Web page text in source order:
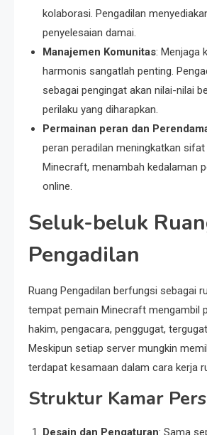
kolaborasi. Pengadilan
penyelesaian damai.
Manajemen Komunitas: Menjaga
harmonis sangatlah penting.
sebagai pengingat akan nilai-nilai
perilaku yang diharapkan.
Permainan peran dan
peran peradilan meningkatkan
Minecraft, menambah kedalaman
online.
Seluk-beluk
Pengadilan
Ruang Pengadilan berfungsi sebagai
tempat pemain Minecraft mengambil
hakim, pengacara, penggugat,
Meskipun setiap server mungkin
terdapat kesamaan dalam cara kerja
Struktur Kamar
Desain dan Pengaturan: Sama